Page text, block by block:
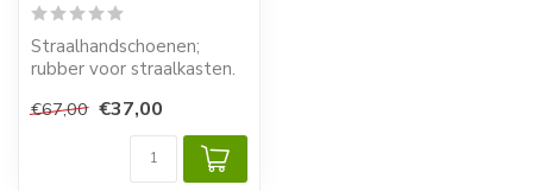
Straalhandschoenen;
rubber voor straalkasten.
Rubber
straalhandschoenen,
€67,00 €37,00